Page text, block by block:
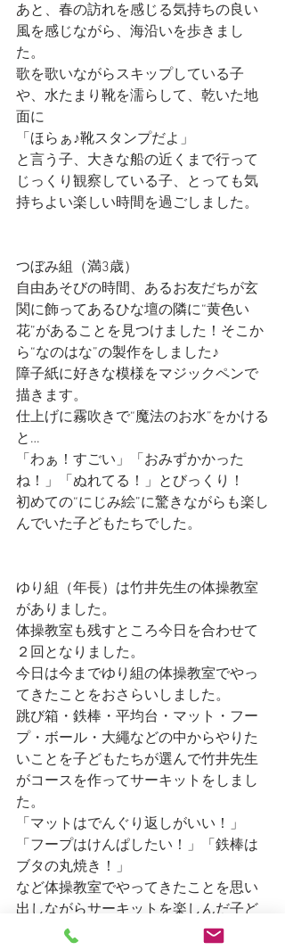
あと、春の訪れを感じる気持ちの良い
風を感じながら、海沿いを歩きまし
た。
歌を歌いながらスキップしている子
や、水たまり靴を濡らして、乾いた地
面に
「ほらぁ♪靴スタンプだよ」
と言う子、大きな船の近くまで行って
じっくり観察している子、とっても気
持ちよい楽しい時間を過ごしました。
つぼみ組（満3歳）
自由あそびの時間、あるお友だちが玄
関に飾ってあるひな壇の隣に“黄色い
花”があることを見つけました！そこか
ら“なのはな”の製作をしました♪
障子紙に好きな模様をマジックペンで
描きます。
仕上げに霧吹きで“魔法のお水”をかける
と…
「わぁ！すごい」「おみずかかった
ね！」「ぬれてる！」とびっくり！
初めての“にじみ絵”に驚きながらも楽し
んでいた子どもたちでした。
ゆり組（年長）は竹井先生の体操教室
がありました。
体操教室も残すところ今日を合わせて
２回となりました。
今日は今までゆり組の体操教室でやっ
てきたことをおさらいしました。
跳び箱・鉄棒・平均台・マット・フー
プ・ボール・大繩などの中からやりた
いことを子どもたちが選んで竹井先生
がコースを作ってサーキットをしまし
た。
「マットはでんぐり返しがいい！」
「フープはけんぱしたい！」「鉄棒は
ブタの丸焼き！」
など体操教室でやってきたことを思い
出しながらサーキットを楽しんだ子ど
もたちでした。